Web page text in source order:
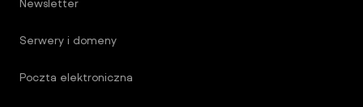
Newsletter
Serwery i domeny
Poczta elektroniczna